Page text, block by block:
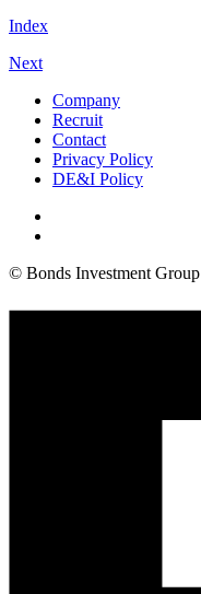
Index
Next
Company
Recruit
Contact
Privacy Policy
DE&I Policy
© Bonds Investment Group